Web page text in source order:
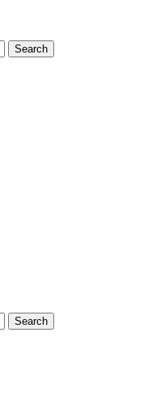
Search
Search